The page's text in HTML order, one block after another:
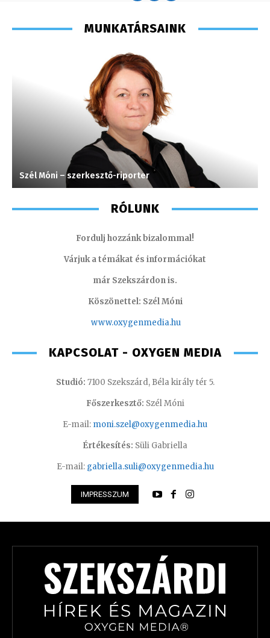
MUNKATÁRSAINK
Szél Móni – szerkesztő-riporter
RÓLUNK
Fordulj hozzánk bizalommal!
Várjuk a témákat és információkat
már Szekszárdon is.
Köszönettel: Szél Móni
www.oxygenmedia.hu
KAPCSOLAT - OXYGEN MEDIA
Studió: 7100 Szekszárd, Béla király tér 5.
Főszerkesztő: Szél Móni
E-mail: moni.szel@oxygenmedia.hu
Értékesítés: Süli Gabriella
E-mail: gabriella.suli@oxygenmedia.hu
IMPRESSZUM